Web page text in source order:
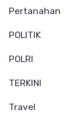
Pertanahan
POLITIK
POLRI
TERKINI
Travel